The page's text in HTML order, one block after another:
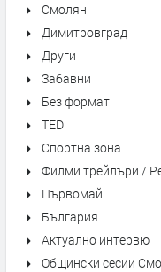
Смолян
Димитровград
Други
Забавни
Без формат
TED
Спортна зона
Филми трейлъри /
Първомай
България
Актуално интервю
Общински сесии